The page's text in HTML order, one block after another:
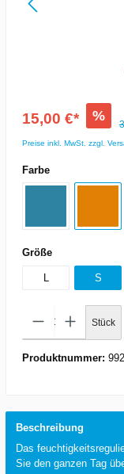
15,00 €* %
Preise inkl. MwSt. zzgl.
Farbe
Größe
S
Stück
Produktnummer:
Beschreibung
Das
Sie den ganzen Tag